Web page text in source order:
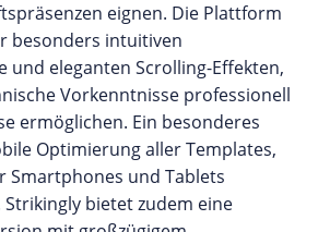
eignen. Die Plattform
besonders intuitiven
und eleganten Scrolling-Effekten,
Vorkenntnisse professionell
ermöglichen. Ein besonderes
Optimierung aller Templates,
Smartphones und Tablets
bietet zudem eine